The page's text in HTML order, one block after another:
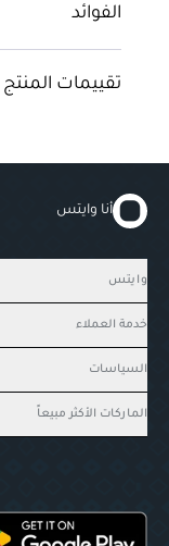
الفوائد
تقييمات المنتج
أنا وايتس
وايتس
خدمة العملاء
السياسات
الماركات الأكثر مبيعاً